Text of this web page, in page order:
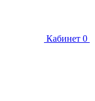
Кабинет 0